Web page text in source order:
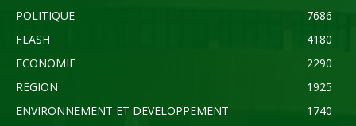
POLITIQUE
7686
FLASH
4180
ECONOMIE
2290
REGION
1925
ENVIRONNEMENT ET DEVELOPPEMENT
1740